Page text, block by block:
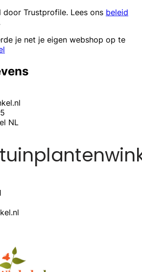
door Trustprofile. Lees ons beleid
je net je eigen webshop op te
NL